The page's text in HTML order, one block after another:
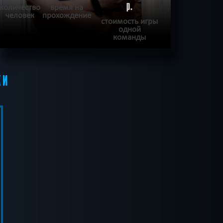
количество
человек
время на
прохождение
р.
стоимость игры
одной
команды